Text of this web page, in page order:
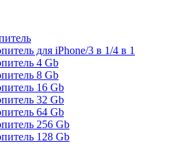
для iPhone/3 в 1/4 в 1
4 Gb
8 Gb
16 Gb
32 Gb
64 Gb
256 Gb
128 Gb